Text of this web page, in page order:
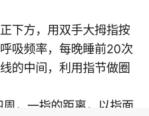
下方，用双手大拇指按
吸频率，每晚睡前20次
的中间，利用指节做圈
周，一指的距离，以指面